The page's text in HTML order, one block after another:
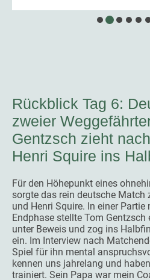
Rückblick Tag 6:
zweier
Gentzsch zieht
Henri Squire ins
Für den Höhepunkt eines
sorgte das rein deutsche Match
und Henri Squire. In einer Partie
Endphase stellte Tom Gentzsch
unter Beweis und zog ins
ein. Im Interview nach
Spiel für ihn mental
kennen uns jahrelang und
trainiert. Sein Papa war mein